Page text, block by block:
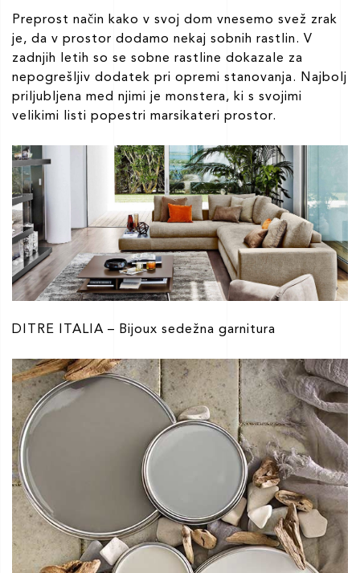
Preprost način kako v svoj dom vnesemo svež zrak
je, da v prostor dodamo nekaj sobnih rastlin. V
zadnjih letih so se sobne rastline dokazale za
nepogrešljiv dodatek pri opremi stanovanja. Najbolj
priljubljena med njimi je monstera, ki s svojimi
velikimi listi popestri marsikateri prostor.
DITRE ITALIA – Bijoux sedežna garnitura